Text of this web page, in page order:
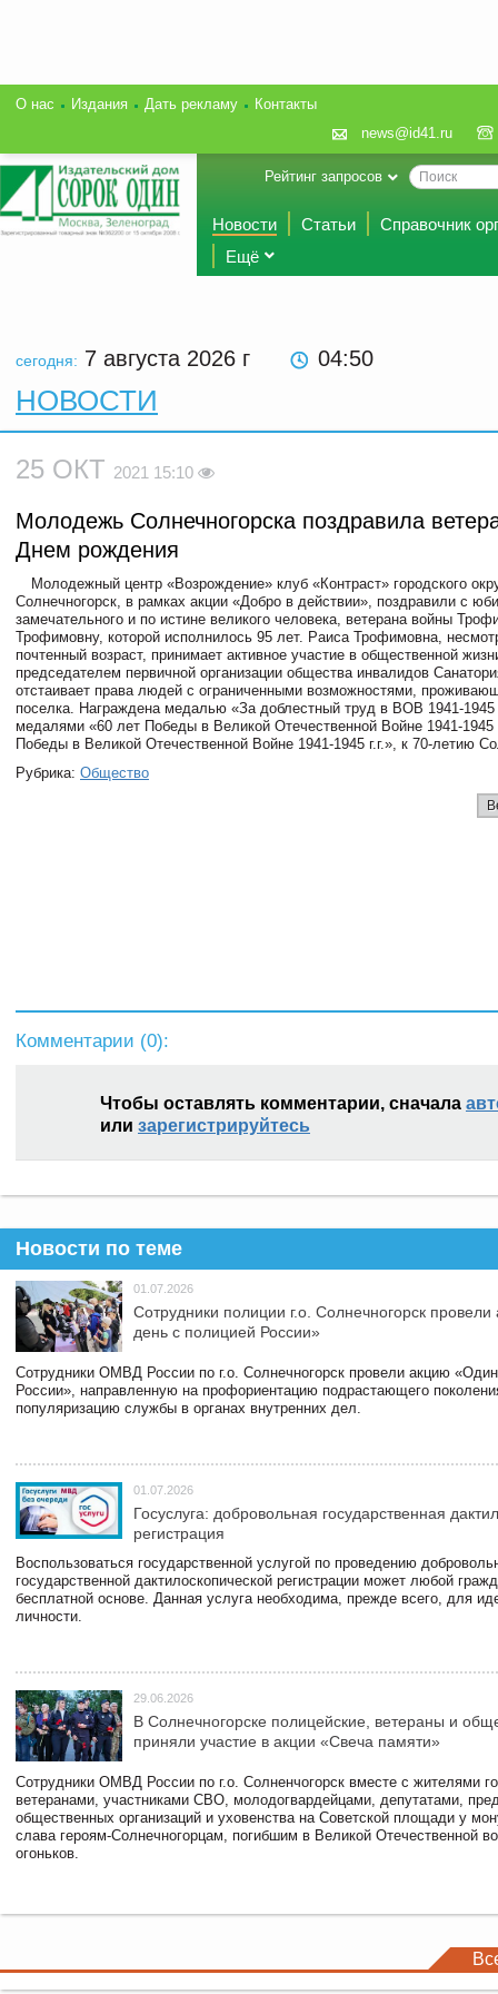
О нас Издания Дать рекламу
Контакты
news@id41.ru
Рейтинг запросов
Новости Статьи
Справочник
Ещё
сегодня: 7 августа 2026 г 04:50
НОВОСТИ
25 ОКТ 2021 15:10
Молодежь Солнечногорска поздравила
Днем рождения
Молодежный центр «Возрождение» клуб «Контраст» городского
Солнечногорск, в рамках акции «Добро в действии», поздравили с
замечательного и по истине великого человека, ветерана войны
Трофимовну, которой исполнилось 95 лет. Раиса Трофимовна,
почтенный возраст, принимает активное участие в общественной
председателем первичной организации общества инвалидов
отстаивает права людей с ограниченными возможностями,
поселка. Награждена медалью «За доблестный труд в ВОВ 1941-1945
медалями «60 лет Победы в Великой Отечественной Войне 1941-1945
Победы в Великой Отечественной Войне 1941-1945 г.г.», к 70-летию
Рубрика: Общество
Комментарии (0):
Чтобы оставлять комментарии, сначала
или зарегистрируйтесь
Новости по теме
01.07.2026
Сотрудники полиции г.о. Солнечногорск
день с полицией России»
Сотрудники ОМВД России по г.о. Солнечногорск провели акцию
России», направленную на профориентацию подрастающего
популяризацию службы в органах внутренних дел.
01.07.2026
Госуслуга: добровольная государственная
регистрация
Воспользоваться государственной услугой по проведению
государственной дактилоскопической регистрации может любой
бесплатной основе. Данная услуга необходима, прежде всего, для
личности.
29.06.2026
В Солнечногорске полицейские, ветераны и
приняли участие в акции «Свеча памяти»
Сотрудники ОМВД России по г.о. Солненчогорск вместе с жителями
ветеранами, участниками СВО, молодогвардейцами, депутатами,
общественных организаций и уховенства на Советской площади у
слава героям-Солнечногорцам, погибшим в Великой Отечественной
огоньков.